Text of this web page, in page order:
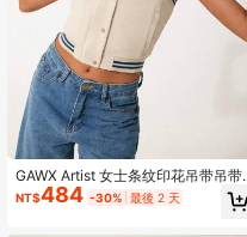
GAWX Artist 女士条纹印花吊带吊带
上衣，适合夏季、假日、度假、海
滩、外出、节日、伊比沙岛装扮、西
NT$484 -30% 最後 2 天